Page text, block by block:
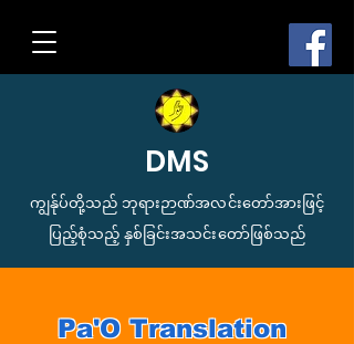
DMS
ကျွန်ုပ်တို့သည် ဘုရားဉာဏ်အလင်းတော်အားဖြင့်
ပြည့်စုံသည့် နှစ်ခြင်းအသင်းတော်ဖြစ်သည်
Pa'O Translation